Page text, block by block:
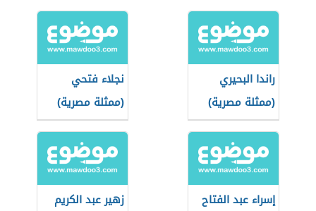
راندا البحيري
(ممثلة مصرية)
نجلاء فتحي
(ممثلة مصرية)
إسراء عبد الفتاح
زهير عبد الكريم